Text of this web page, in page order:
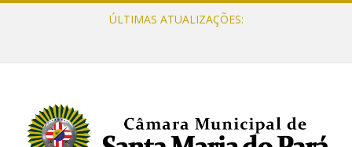
ÚLTIMAS ATUALIZAÇÕES: